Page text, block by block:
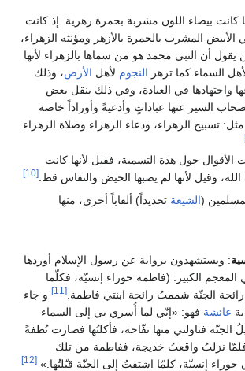
كانت بيضاء اللون مشربة بحمرة زهرية. إذ كانت
المشرب بالحمرة بالأزهر ومؤنثه الزهراء،
أن النبي محمد هو من سماها بالزهراء لأنها
السماء كما تزهر النجوم لأهل الأرض، وذلك
واجتهادها في العبادة، وفي ذلك ينقل بعض
السير عنها عباداتٍ وأدعيةً وأوراداً خاصة
تسبيح الزهراء، ودعاء الزهراء وصلاة الزهراء
الأقوال حول هذة التسمية، فقيل لأنها كانت
الله، وقيل لأنها لم يصبها الحيض والنفاس قط. [10]
(الشيعة تحديداً) ألقاباً أخرى، منها
: ويستشهدون برواية عن رسول الإسلام أوردها
المعجم الكبير: (فاطمة حوراء إنسيّة، فكلّما
الجنّة شممتُ رائحة ابنتي فاطمة. [11]
و جاء
عائشة فهو: «إنّي لما أُسري بي إلى السماء
الجنّة فناولني منها تفّاحة، فأكلتُها فصارت نُطفةً
نزلتُ واقعتُ خديجة، ففاطمة من تلك
حوراء إنسيّة، كلمّا اشتقتُ إلى الجنّة قبّلتُها.» [12]